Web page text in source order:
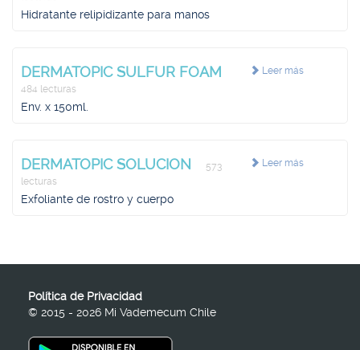
Hidratante relipidizante para manos
Leer más
DERMATOPIC SULFUR FOAM
484 lecturas
Env. x 150ml.
Leer más
DERMATOPIC SOLUCION
573
lecturas
Exfoliante de rostro y cuerpo
Política de Privacidad
© 2015 - 2026 Mi Vademecum Chile